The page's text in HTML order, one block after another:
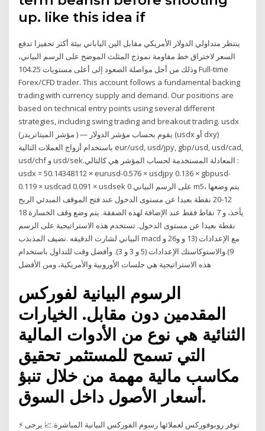
up. like this idea if
ينتظر متداولي الدولار الأمريكي مقابل الين الياباني بيئة أكثر تحفيزا تدفع
السعر لاختراق خط مقاومة نموذج المثلث الموضح على الرسم البياني،
وذلك من أجل مواصلة الصعود إلى أعلى مستويات 104.25 Full-time
Forex/CFD trader. This account follows a fundamental backing
trading with currency supply and demand. Our positions are
based on technical entry points using several different
strategies, including swing trading and breakout trading. usdx
(مؤشر الميتاتريدر ) — يقوم بحساب مؤشر الدولار (usdx أو dxy)
باستخدام أزواج العملات التالية eur/usd, usd/jpy, gbp/usd, usd/cad,
usd/chf و usd/sek.المعادلة المستخدمة لحساب المؤشر هي كالتالي :
usdx = 50.14348112 × eurusd-0.576 × usdjpy 0.136 × gbpusd-
0.119 × usdcad 0.091 × usdsek 0 على الرسم البياني m5، يتم وضعها
12-20 نقطة بعيدا عن مستوى الدخول عند فتح الموقف المبدئي الربح
يأخذ، و 7 نقاط فقط عند الإضافة لهذه الصفقة. يتم وضع وقف الخسارة 18
نقطة بعيدا عن مستوى الدخول. تستخدم هذه الاستراتيجية على الرسم
البياني لشارت الدقيقه .نضيف المذبذب macd مع الإعدادات (13 و و26 و
9).والاستوكاستك الإعدادات (5 و 3 و 3). وأفضل وقت للتداول باستخدام
هذه الاستراتيجية هي جلسات الأوروبية والأمريكية، ومن الأفضل
الرسوم البيانية لفوركس
المقدمين دون مقابل. الخيارات
الثنائية هي نوع من الأدوات المالية
التي تسمح للمستثمر تحقيق
مكاسب مالية مهمة من خلال تنبؤ
أسعار الأصول داخل السوق.
⚡ توفر روبوفوركس لعملائها رسوم الفوركس البيانية المباشرة.📈 يرجى